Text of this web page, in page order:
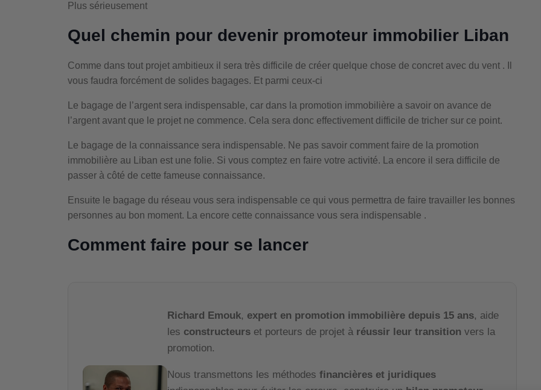
Plus sérieusement
Quel chemin pour devenir promoteur immobilier Liban
Comme dans tout projet ambitieux il sera très difficile de créer quelque chose de concret avec du vent . Il
vous faudra forcément de solides bagages. Et parmi ceux-ci
Le bagage de l’argent sera indispensable, car dans la promotion immobilière a savoir on avance de
l’argent avant que le projet ne commence. Cela sera donc effectivement difficile de tricher sur ce point.
Le bagage de la connaissance sera indispensable. Ne pas savoir comment faire de la promotion
immobilière au Liban est une folie. Si vous comptez en faire votre activité. La encore il sera difficile de
passer à côté de cette fameuse connaissance.
Ensuite le bagage du réseau vous sera indispensable ce qui vous permettra de faire travailler les bonnes
personnes au bon moment. La encore cette connaissance vous sera indispensable .
Comment faire pour se lancer
Richard Emouk, expert en promotion immobilière depuis 15 ans, aide
les constructeurs et porteurs de projet à réussir leur transition vers la
promotion.
Nous transmettons les méthodes financières et juridiques